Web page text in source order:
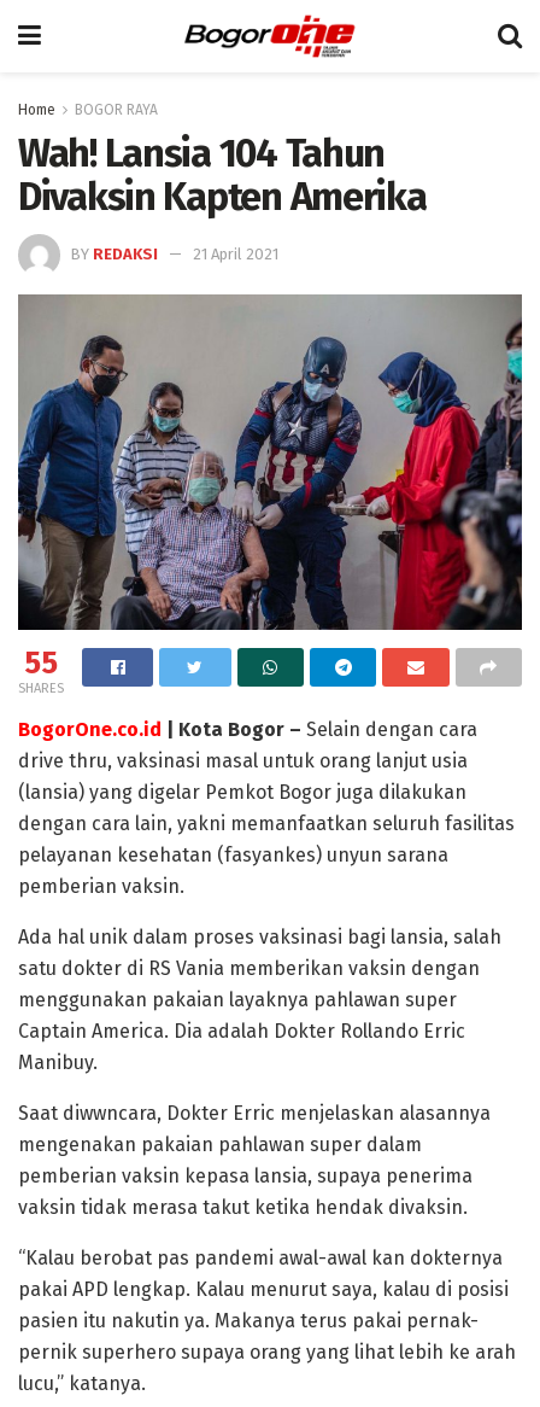
Home BOGOR RAYA
Wah! Lansia 104 Tahun
Divaksin Kapten Amerika
BY REDAKSI 21 April 2021
55
SHARES
BogorOne.co.id | Kota Bogor – Selain dengan cara
drive thru, vaksinasi masal untuk orang lanjut usia
(lansia) yang digelar Pemkot Bogor juga dilakukan
dengan cara lain, yakni memanfaatkan seluruh fasilitas
pelayanan kesehatan (fasyankes) unyun sarana
pemberian vaksin.
Ada hal unik dalam proses vaksinasi bagi lansia, salah
satu dokter di RS Vania memberikan vaksin dengan
menggunakan pakaian layaknya pahlawan super
Captain America. Dia adalah Dokter Rollando Erric
Manibuy.
Saat diwwncara, Dokter Erric menjelaskan alasannya
mengenakan pakaian pahlawan super dalam
pemberian vaksin kepasa lansia, supaya penerima
vaksin tidak merasa takut ketika hendak divaksin.
“Kalau berobat pas pandemi awal-awal kan dokternya
pakai APD lengkap. Kalau menurut saya, kalau di posisi
pasien itu nakutin ya. Makanya terus pakai pernak-
pernik superhero supaya orang yang lihat lebih ke arah
lucu,” katanya.